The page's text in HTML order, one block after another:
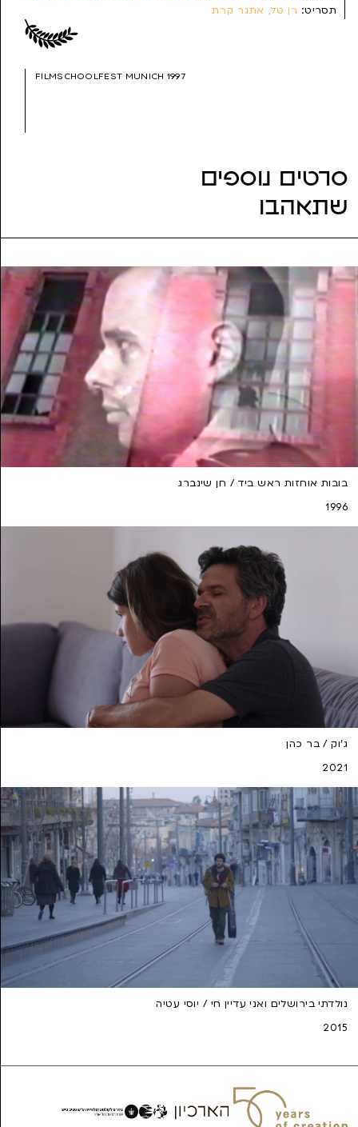
FILMSCHOOLFEST MUNICH 1997
תסריט: רן טל, אתגר קרת
עלילתי (דרמה), עלילתי (קומדיה)
סרטים נוספים
שתאהבו
בובות אוחזות ראש ביד / חן שינברג
1996
ג'וק / בר כהן
2021
נולדתי בירושלים ואני עדיין חי / יוסי עטיה
2015